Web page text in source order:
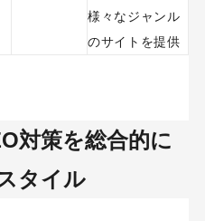
様々なジャンル
のサイトを提供
対策を総合的に
タイル